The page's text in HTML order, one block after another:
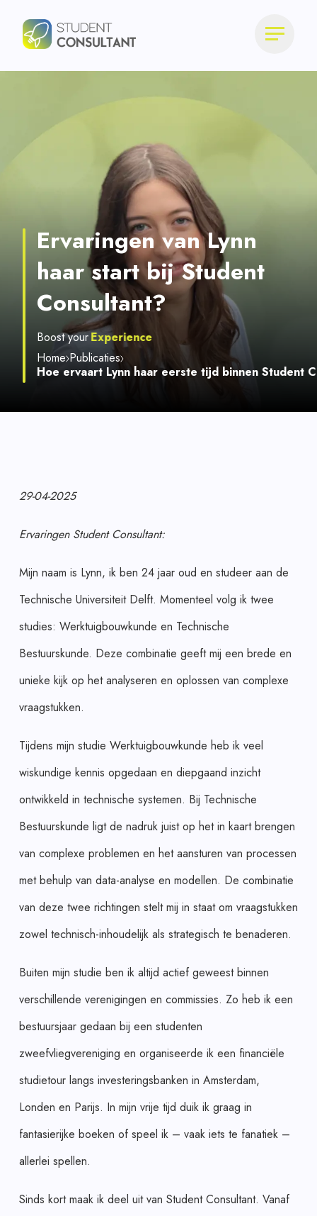
Ervaringen van Lynn
haar start bij Student
Consultant?
Boost your
Experience Experience
Home Publicaties
Hoe ervaart Lynn haar eerste tijd binnen Student
29-04-2025
Ervaringen Student Consultant:
Mijn naam is Lynn, ik ben 24 jaar oud en studeer aan de
Technische Universiteit Delft. Momenteel volg ik twee
studies: Werktuigbouwkunde en Technische
Bestuurskunde. Deze combinatie geeft mij een brede en
unieke kijk op het analyseren en oplossen van complexe
vraagstukken.
Tijdens mijn studie Werktuigbouwkunde heb ik veel
wiskundige kennis opgedaan en diepgaand inzicht
ontwikkeld in technische systemen. Bij Technische
Bestuurskunde ligt de nadruk juist op het in kaart brengen
van complexe problemen en het aansturen van processen
met behulp van data-analyse en modellen. De combinatie
van deze twee richtingen stelt mij in staat om vraagstukken
zowel technisch-inhoudelijk als strategisch te benaderen.
Buiten mijn studie ben ik altijd actief geweest binnen
verschillende verenigingen en commissies. Zo heb ik een
bestuursjaar gedaan bij een studenten
zweefvliegvereniging en organiseerde ik een financiële
studietour langs investeringsbanken in Amsterdam,
Londen en Parijs. In mijn vrije tijd duik ik graag in
fantasierijke boeken of speel ik – vaak iets te fanatiek –
allerlei spellen.
Sinds kort maak ik deel uit van Student Consultant. Vanaf